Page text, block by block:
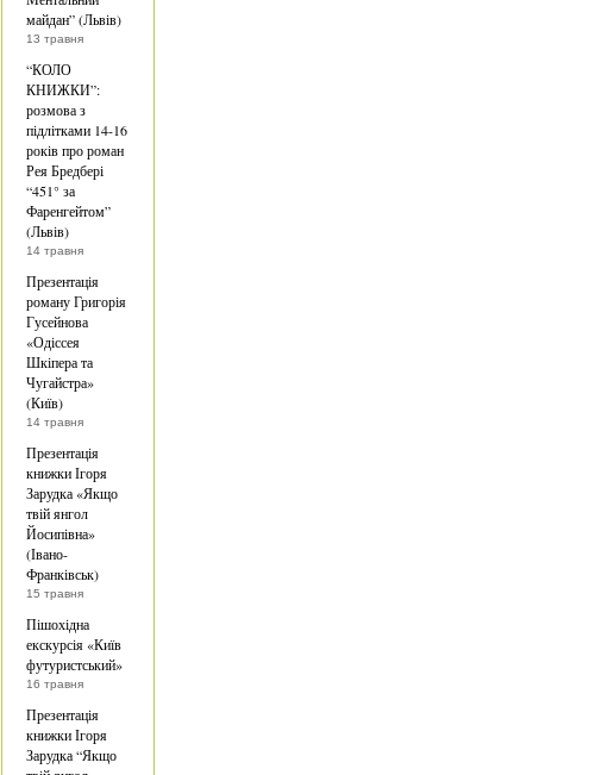
майдан” (Львів)
13 травня
“КОЛО
КНИЖКИ”:
розмова з
підлітками 14-16
років про роман
Рея Бредбері
“451° за
Фаренгейтом”
(Львів)
14 травня
Презентація
роману Григорія
Гусейнова
«Одіссея
Шкіпера та
Чугайстра»
(Київ)
14 травня
Презентація
книжки Ігоря
Зарудка «Якщо
твій янгол
Йосипівна»
(Івано-
Франківськ)
15 травня
Пішохідна
екскурсія «Київ
футуристський»
16 травня
Презентація
книжки Ігоря
Зарудка “Якщо